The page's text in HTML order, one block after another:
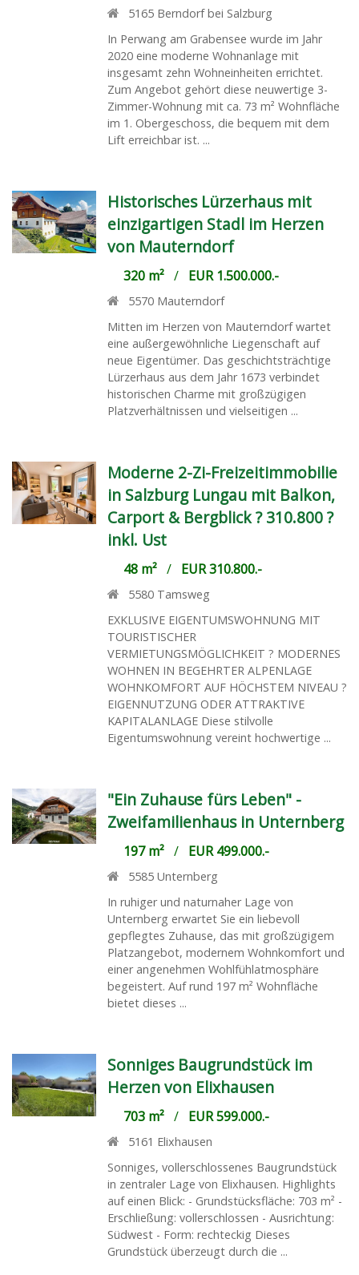
5165 Berndorf bei Salzburg
In Perwang am Grabensee wurde im Jahr
2020 eine moderne Wohnanlage mit
insgesamt zehn Wohneinheiten errichtet.
Zum Angebot gehört diese neuwertige 3-
Zimmer-Wohnung mit ca. 73 m² Wohnfläche
im 1. Obergeschoss, die bequem mit dem
Lift erreichbar ist. ...
Historisches Lürzerhaus mit
einzigartigen Stadl im Herzen
von Mauterndorf
320 m²/ EUR 1.500.000.-
5570 Mauterndorf
Mitten im Herzen von Mauterndorf wartet
eine außergewöhnliche Liegenschaft auf
neue Eigentümer. Das geschichtsträchtige
Lürzerhaus aus dem Jahr 1673 verbindet
historischen Charme mit großzügigen
Platzverhältnissen und vielseitigen ...
Moderne 2-Zi-Freizeitimmobilie
in Salzburg Lungau mit Balkon,
Carport & Bergblick ? 310.800 ?
inkl. Ust
48 m²/ EUR 310.800.-
5580 Tamsweg
EXKLUSIVE EIGENTUMSWOHNUNG MIT
TOURISTISCHER
VERMIETUNGSMÖGLICHKEIT ? MODERNES
WOHNEN IN BEGEHRTER ALPENLAGE
WOHNKOMFORT AUF HÖCHSTEM NIVEAU ?
EIGENNUTZUNG ODER ATTRAKTIVE
KAPITALANLAGE Diese stilvolle
Eigentumswohnung vereint hochwertige ...
"Ein Zuhause fürs Leben" -
Zweifamilienhaus in Unternberg
197 m²/ EUR 499.000.-
5585 Unternberg
In ruhiger und naturnaher Lage von
Unternberg erwartet Sie ein liebevoll
gepflegtes Zuhause, das mit großzügigem
Platzangebot, modernem Wohnkomfort und
einer angenehmen Wohlfühlatmosphäre
begeistert. Auf rund 197 m² Wohnfläche
bietet dieses ...
Sonniges Baugrundstück im
Herzen von Elixhausen
703 m²/ EUR 599.000.-
5161 Elixhausen
Sonniges, vollerschlossenes Baugrundstück
in zentraler Lage von Elixhausen. Highlights
auf einen Blick: - Grundstücksfläche: 703 m² -
Erschließung: vollerschlossen - Ausrichtung:
Südwest - Form: rechteckig Dieses
Grundstück überzeugt durch die ...